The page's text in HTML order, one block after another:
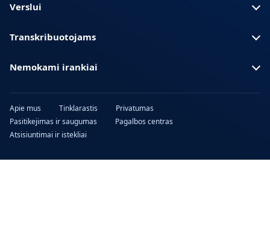
Verslui
Transkribuotojams
Nemokami irankiai
Apie mus Tinklarastis
Privatumas
Pasitikejimas ir saugumas
Pagalbos centras
Atsisiuntimai ir istekliai